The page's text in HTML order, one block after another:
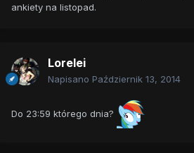
ankiety na listopad.
Lorelei
Napisano Październik 13, 2014
Do 23:59 którego dnia?